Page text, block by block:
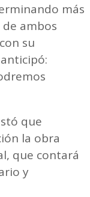
más
ambos
su
que
la obra
que contará
y